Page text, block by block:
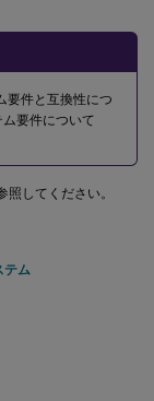
要件と互換性につ
要件について
してください。
テム